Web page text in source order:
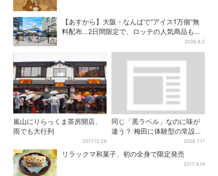
【あすから】大阪・なんばで“アイス1万個”無
料配布…2日間限定で、ロッテの人気商品もら
2026.8.2
嵐山にりらっくま茶房開店、
雨でも大行列
2017.10.29
同じ「黒ラベル」なのに味が
違う？ 梅田に体験型の常設
店、“1人2杯まで”で0次会にも
便利
2026.7.11
リラックマ和菓子、初の全身で限定発売
2017.4.14